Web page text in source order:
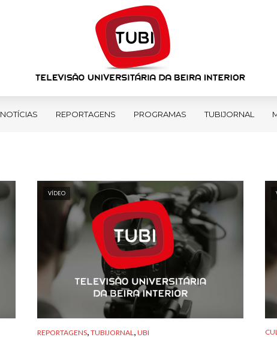
NOTÍCIAS REPORTAGENS PROGRAMAS TUBIJORNAL
VÍDEO
REPORTAGENS, TUBIJORNAL, UBI